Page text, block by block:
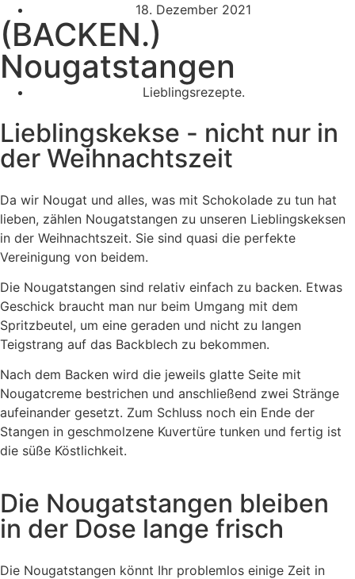
18. Dezember 2021
(BACKEN.)
Nougatstangen
Lieblingsrezepte.
Lieblingskekse - nicht nur in
der Weihnachtszeit
Da wir Nougat und alles, was mit Schokolade zu tun hat
lieben, zählen Nougatstangen zu unseren Lieblingskeksen
in der Weihnachtszeit. Sie sind quasi die perfekte
Vereinigung von beidem.
Die Nougatstangen sind relativ einfach zu backen. Etwas
Geschick braucht man nur beim Umgang mit dem
Spritzbeutel, um eine geraden und nicht zu langen
Teigstrang auf das Backblech zu bekommen.
Nach dem Backen wird die jeweils glatte Seite mit
Nougatcreme bestrichen und anschließend zwei Stränge
aufeinander gesetzt. Zum Schluss noch ein Ende der
Stangen in geschmolzene Kuvertüre tunken und fertig ist
die süße Köstlichkeit.
Die Nougatstangen bleiben
in der Dose lange frisch
Die Nougatstangen könnt Ihr problemlos einige Zeit in